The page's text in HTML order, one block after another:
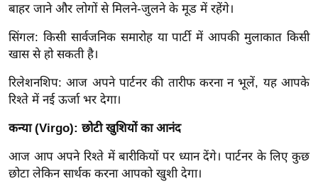
ज
न
ज
त
बॉ
ली
ड
हॉ
बाहर जाने और लोगों से मिलने-जुलने के मूड में रहेंगे।
सिंगल: किसी सार्वजनिक समारोह या पार्टी में आपकी मुलाकात किसी
खास से हो सकती है।
रिलेशनशिप: आज अपने पार्टनर की तारीफ करना न भूलें, यह आपके
रिश्ते में नई ऊर्जा भर देगा।
कन्या (Virgo): छोटी खुशियों का आनंद
आज आप अपने रिश्ते में बारीकियों पर ध्यान देंगे। पार्टनर के लिए कुछ
छोटा लेकिन सार्थक करना आपको खुशी देगा।